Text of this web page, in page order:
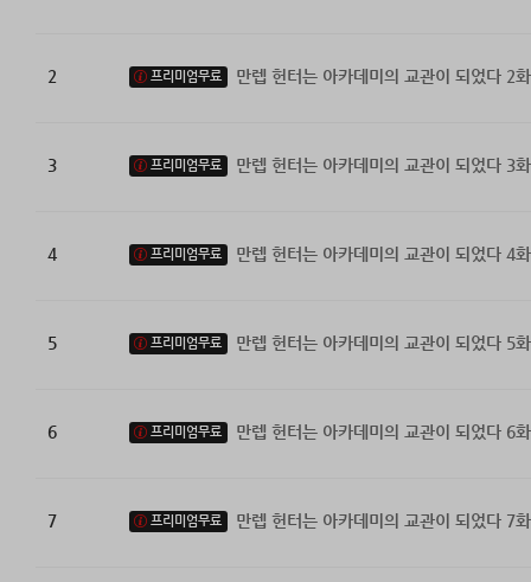
2 프리미엄무료 만렙 헌터는 아카데미의 교관이 되었다 2화
3 프리미엄무료 만렙 헌터는 아카데미의 교관이 되었다 3화
4 프리미엄무료 만렙 헌터는 아카데미의 교관이 되었다 4화
5 프리미엄무료 만렙 헌터는 아카데미의 교관이 되었다 5화
6 프리미엄무료 만렙 헌터는 아카데미의 교관이 되었다 6화
7 프리미엄무료 만렙 헌터는 아카데미의 교관이 되었다 7화